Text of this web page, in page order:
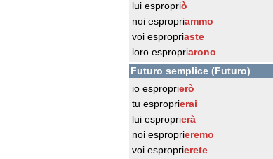
lui espropriò
noi espropriammo
voi espropriaste
loro espropriarono
Futuro semplice (Futuro)
io esproprierò
tu esproprierai
lui esproprierà
noi esproprieremo
voi esproprierete